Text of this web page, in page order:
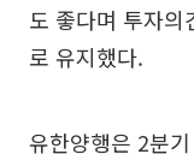
도 좋다며 투자의
로 유지했다.
유한양행은 2분